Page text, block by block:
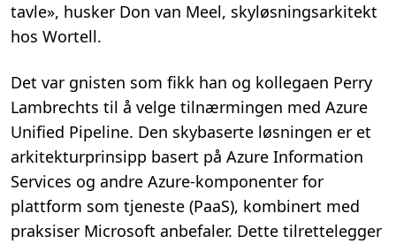
tavle», husker Don van Meel, skyløsningsarkitekt
hos Wortell.
Det var gnisten som fikk han og kollegaen Perry
Lambrechts til å velge tilnærmingen med Azure
Unified Pipeline. Den skybaserte løsningen er et
arkitekturprinsipp basert på Azure Information
Services og andre Azure-komponenter for
plattform som tjeneste (PaaS), kombinert med
praksiser Microsoft anbefaler. Dette tilrettelegger